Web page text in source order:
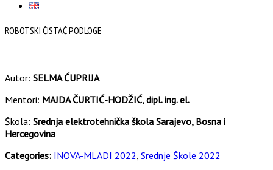
ROBOTSKI ČISTAČ PODLOGE
Autor: SELMA ĆUPRIJA
Mentori: MAJDA ČURTIĆ-HODŽIĆ, dipl. ing. el.
Škola: Srednja elektrotehnička škola Sarajevo, Bosna i
Hercegovina
Categories: INOVA-MLADI 2022 Srednje Škole 2022